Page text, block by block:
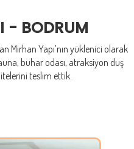
- BODRUM
Mirhan Yapı’nın yüklenici olarak
buhar odası, atraksiyon duş
teslim ettik.